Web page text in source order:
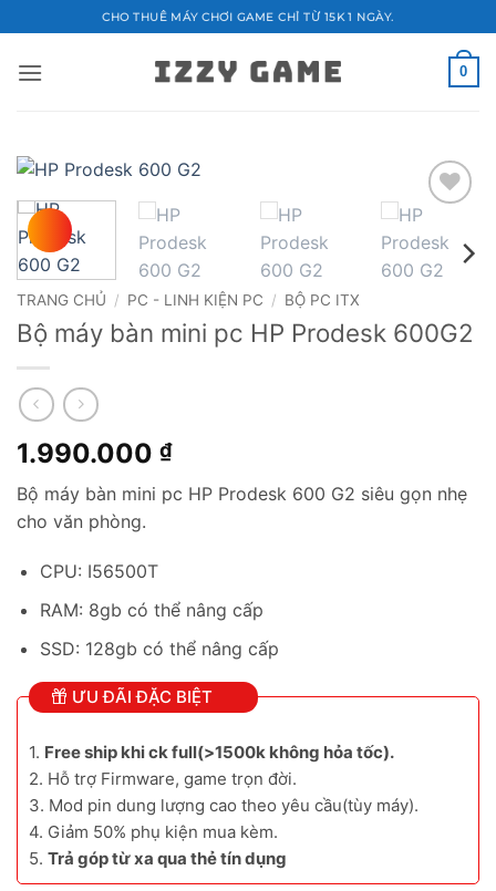
qua
nội
CHO THUÊ MÁY CHƠI GAME CHỈ TỪ 15K 1 NGÀY.
0
Add to
wishlist
TRANG CHỦ / PC - LINH KIỆN PC / BỘ PC ITX
Bộ máy bàn mini pc HP Prodesk 600G2
1.990.000 ₫
Bộ máy bàn mini pc HP Prodesk 600 G2 siêu gọn nhẹ
cho văn phòng.
CPU: I56500T
RAM: 8gb có thể nâng cấp
SSD: 128gb có thể nâng cấp
ƯU ĐÃI ĐẶC BIỆT
1. Free ship khi ck full(>1500k không hỏa tốc).
2. Hỗ trợ Firmware, game trọn đời.
3. Mod pin dung lượng cao theo yêu cầu(tùy máy).
4. Giảm 50% phụ kiện mua kèm.
5. Trả góp từ xa qua thẻ tín dụng